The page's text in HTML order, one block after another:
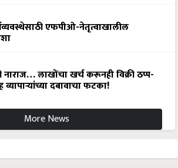
एफपीओ-नेतृत्वाखालील
लाखोंचा खर्च करूनही विक्री ठप्प-
व्यापाऱ्यांच्या दबावाचा फटका!
More News